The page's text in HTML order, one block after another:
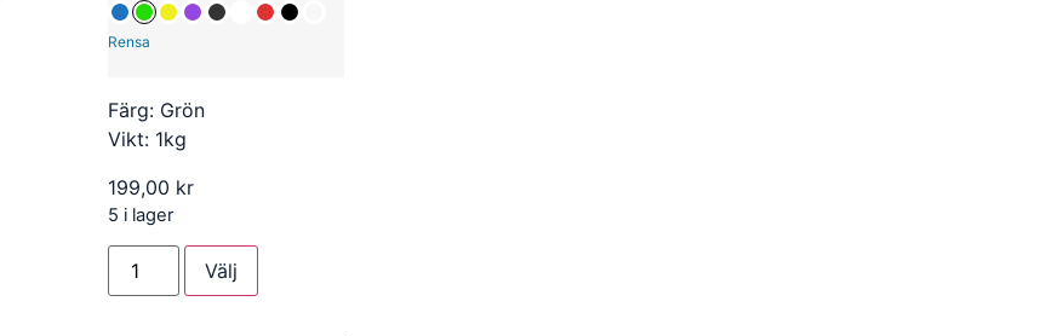
Rensa
Färg: Grön
Vikt: 1kg
199,00 kr
5 i lager
Välj